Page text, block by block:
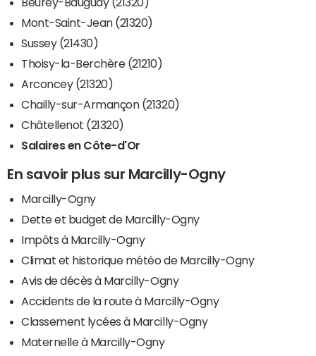
Mont-Saint-Jean (21320)
Sussey (21430)
Thoisy-la-Berchère (21210)
Arconcey (21320)
Chailly-sur-Armançon (21320)
Châtellenot (21320)
Salaires en Côte-d'Or
En savoir plus sur Marcilly-Ogny
Marcilly-Ogny
Dette et budget de Marcilly-Ogny
Impôts à Marcilly-Ogny
Climat et historique météo de Marcilly-Ogny
Avis de décès à Marcilly-Ogny
Accidents de la route à Marcilly-Ogny
Classement lycées à Marcilly-Ogny
Maternelle à Marcilly-Ogny